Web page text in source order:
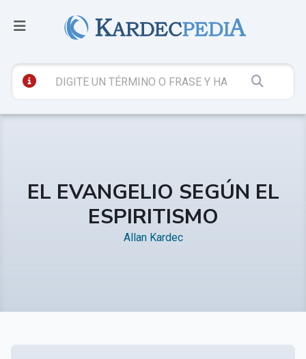
EL EVANGELIO SEGÚN EL
ESPIRITISMO
Allan Kardec